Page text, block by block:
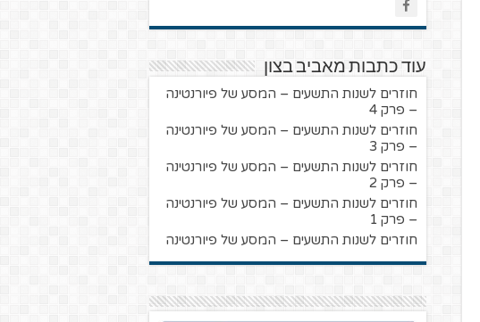
עוד כתבות מאביב בצון
חוזרים לשנות התשעים – המסע של פיורנטינה
– פרק 4
חוזרים לשנות התשעים – המסע של פיורנטינה
– פרק 3
חוזרים לשנות התשעים – המסע של פיורנטינה
– פרק 2
חוזרים לשנות התשעים – המסע של פיורנטינה
– פרק 1
חוזרים לשנות התשעים – המסע של פיורנטינה